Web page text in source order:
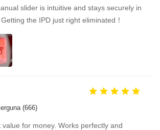
slider is intuitive and stays securely in
the IPD just right eliminated！
(666)
value for money. Works perfectly and